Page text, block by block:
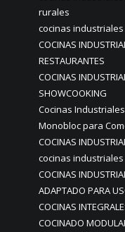
rurales
cocinas
COCINAS
RESTAURANTES
COCINAS
SHOWCOOKING
Cocinas
Monobloc para
COCINAS
cocinas
COCINAS
ADAPTADO PARA
COCINAS
COCINADO